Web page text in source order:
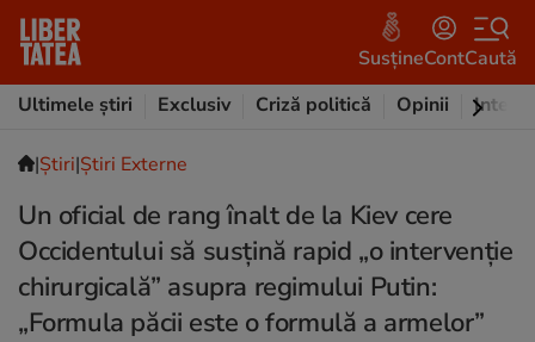
SusțineContCaută
Ultimele știri
Exclusiv Criză politică Opinii
|Ştiri|Știri Externe
Un oficial de rang înalt de la Kiev cere
Occidentului să susțină rapid „o intervenție
chirurgicală” asupra regimului Putin:
„Formula păcii este o formulă a armelor”